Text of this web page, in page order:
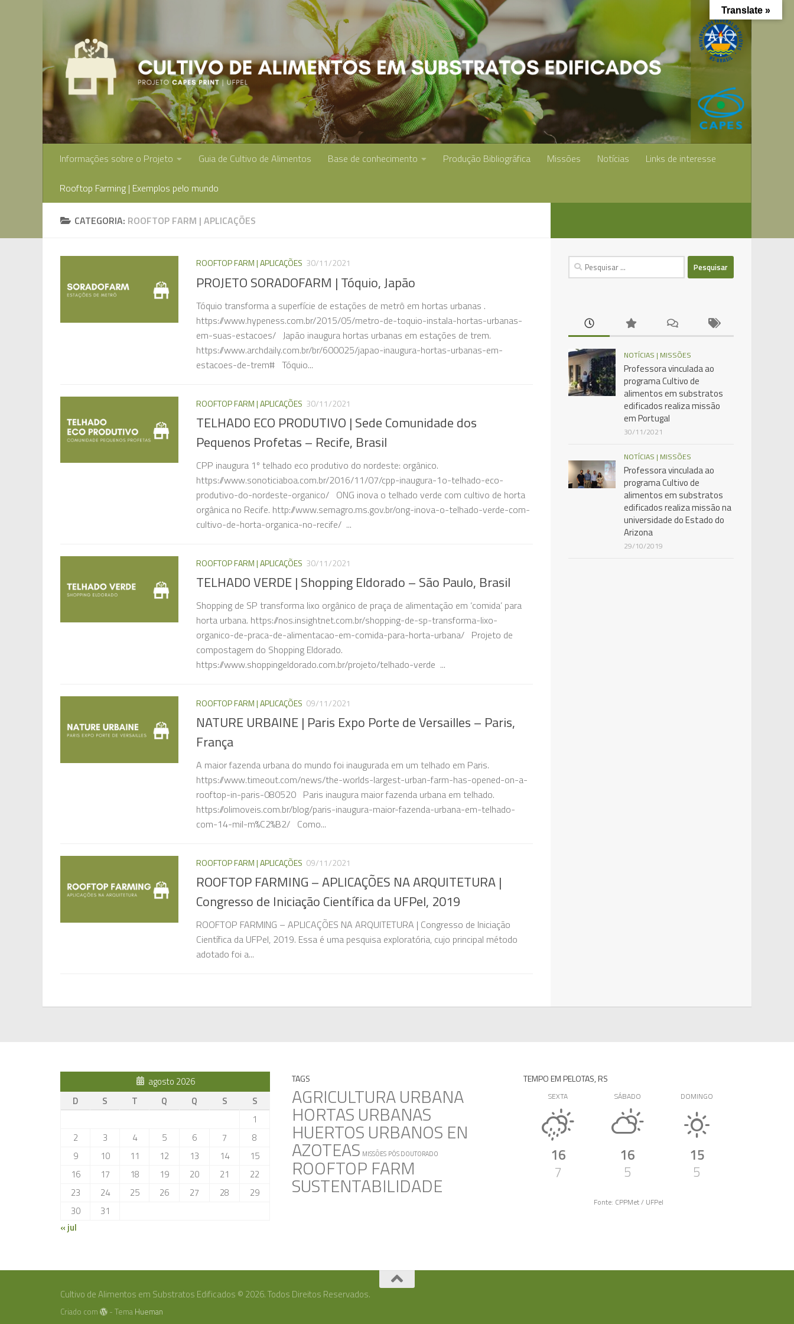
Skip to content
Informações sobre o Projeto Guia de Cultivo de Alimentos Base de conhecimento Produção Bibliográfica Missões Notícias Links de interesse
Rooftop Farming | Exemplos pelo mundo
CATEGORIA: ROOFTOP FARM | APLICAÇÕES
ROOFTOP FARM | APLICAÇÕES 30/11/2021
PROJETO SORADOFARM | Tóquio, Japão
Tóquio transforma a superfície de estações de metrô em hortas urbanas .
https://www.hypeness.com.br/2015/05/metro-de-toquio-instala-hortas-urbanas-
em-suas-estacoes/ Japão inaugura hortas urbanas em estações de trem.
https://www.archdaily.com.br/br/600025/japao-inaugura-hortas-urbanas-em-
estacoes-de-trem# Tóquio...
ROOFTOP FARM | APLICAÇÕES 30/11/2021
TELHADO ECO PRODUTIVO | Sede Comunidade dos
Pequenos Profetas – Recife, Brasil
CPP inaugura 1º telhado eco produtivo do nordeste: orgânico.
https://www.sonoticiaboa.com.br/2016/11/07/cpp-inaugura-1o-telhado-eco-
produtivo-do-nordeste-organico/ ONG inova o telhado verde com cultivo de horta
orgânica no Recife. http://www.semagro.ms.gov.br/ong-inova-o-telhado-verde-com-
cultivo-de-horta-organica-no-recife/ ...
ROOFTOP FARM | APLICAÇÕES 30/11/2021
TELHADO VERDE | Shopping Eldorado – São Paulo, Brasil
Shopping de SP transforma lixo orgânico de praça de alimentação em ‘comida’ para
horta urbana. https://nos.insightnet.com.br/shopping-de-sp-transforma-lixo-
organico-de-praca-de-alimentacao-em-comida-para-horta-urbana/ Projeto de
compostagem do Shopping Eldorado.
https://www.shoppingeldorado.com.br/projeto/telhado-verde ...
ROOFTOP FARM | APLICAÇÕES 09/11/2021
NATURE URBAINE | Paris Expo Porte de Versailles – Paris,
França
A maior fazenda urbana do mundo foi inaugurada em um telhado em Paris.
https://www.timeout.com/news/the-worlds-largest-urban-farm-has-opened-on-a-
rooftop-in-paris-080520 Paris inaugura maior fazenda urbana em telhado.
https://olimoveis.com.br/blog/paris-inaugura-maior-fazenda-urbana-em-telhado-
com-14-mil-m%C2%B2/ Como...
ROOFTOP FARM | APLICAÇÕES 09/11/2021
ROOFTOP FARMING – APLICAÇÕES NA ARQUITETURA |
Congresso de Iniciação Científica da UFPel, 2019
ROOFTOP FARMING – APLICAÇÕES NA ARQUITETURA | Congresso de Iniciação
Científica da UFPel, 2019. Essa é uma pesquisa exploratória, cujo principal método
adotado foi a...
Pesquisar
por:
NOTÍCIAS | MISSÕES
Professora vinculada ao
programa Cultivo de
alimentos em substratos
edificados realiza missão
em Portugal
30/11/2021
NOTÍCIAS | MISSÕES
Professora vinculada ao
programa Cultivo de
alimentos em substratos
edificados realiza missão na
universidade do Estado do
Arizona
29/10/2019
agosto 2026
D
S T Q Q S
S
1
2
3 4 5 6 7
8
9
10 11 12 13 14
15
16
17 18 19 20 21
22
23
24 25 26 27 28
29
30
31
« jul
TAGS
AGRICULTURA URBANA
HORTAS URBANAS
HUERTOS URBANOS EN
AZOTEAS MISSÕES PÓS DOUTORADO
ROOFTOP FARM
SUSTENTABILIDADE
TEMPO EM PELOTAS, RS
SEXTA
16
7
SÁBADO
16
5
DOMINGO
15
5
Fonte: CPPMet / UFPel
Cultivo de Alimentos em Substratos Edificados © 2026. Todos Direitos Reservados.
Criado com - Tema Hueman
Translate »